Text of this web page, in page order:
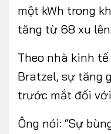
một kWh trong
tăng từ 68 xu
Theo nhà kinh
Bratzel, sự tăng
trước mắt đối
Ông nói: “Sự